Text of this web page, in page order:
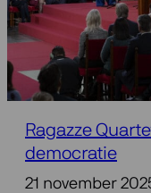
Ragazze
democratie
21 november